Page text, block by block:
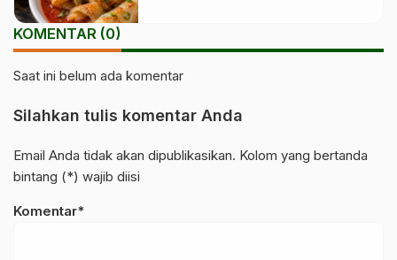
KOMENTAR (0)
Saat ini belum ada komentar
Silahkan tulis komentar Anda
Email Anda tidak akan dipublikasikan. Kolom yang bertanda
bintang (*) wajib diisi
Komentar*